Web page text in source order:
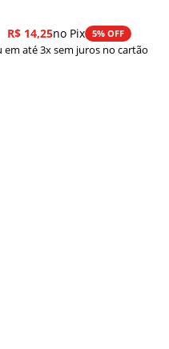
R$14,25no Pix 5% OFF
em até 3x sem juros no cartão